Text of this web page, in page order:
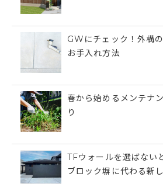
GWにチェック！外構
お手入れ方法
春から始めるメンテナ
り
TFウォールを選ばない
ブロック塀に代わる新